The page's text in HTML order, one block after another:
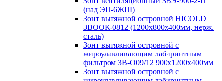
(над ЭП-6ЖШ)
Зонт вытяжной островной HICOLD
ЗВООК-0812 (1200х800x400мм, нерж.
сталь)
Зонт вытяжной островной с
жироулавливающим лабиринтным
фильтром ЗВ-О09/12 900х1200х400мм
Зонт вытяжной островной с